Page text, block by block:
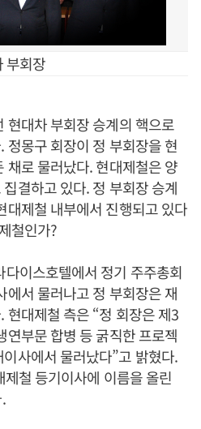
부회장
현대차 부회장 승계의 핵으로
정몽구 회장이 정 부회장을 현
채로 물러났다. 현대제철은 양
결하고 있다. 정 부회장 승계
대제철 내부에서 진행되고 있다
철인가?
이스호텔에서 정기 주주총회
에서 물러나고 정 부회장은 재
현대제철 측은 “정 회장은 제3
연부문 합병 등 굵직한 프로젝
사에서 물러났다”고 밝혔다.
철 등기이사에 이름을 올린